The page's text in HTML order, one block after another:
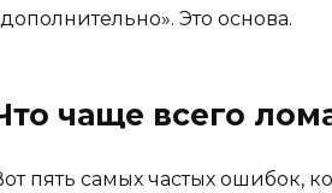
Это основа.
чаще всего
пять самых частых ошибок,